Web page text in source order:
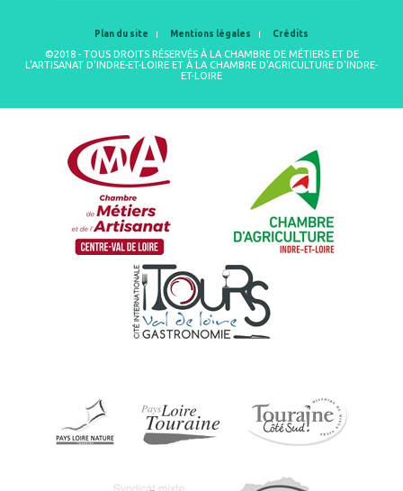
Plan du site Mentions légales Crédits
©2018 - TOUS DROITS RÉSERVÉS À LA CHAMBRE DE MÉTIERS ET DE
L'ARTISANAT D'INDRE-ET-LOIRE ET À LA CHAMBRE D'AGRICULTURE D'INDRE-
ET-LOIRE